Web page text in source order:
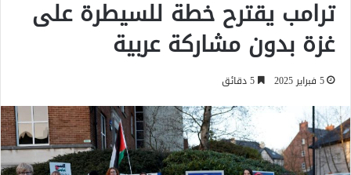
ترامب يقترح خطة للسيطرة على
غزة بدون مشاركة عربية
5 فبراير 2025